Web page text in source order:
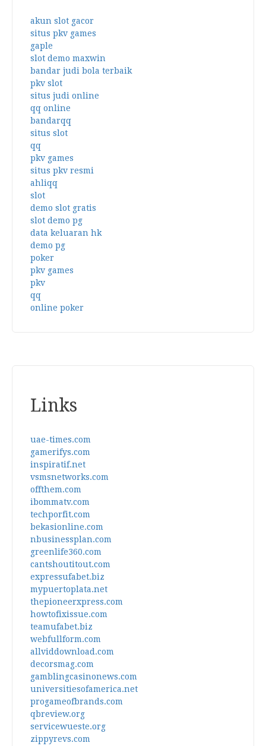
akun slot gacor
situs pkv games
gaple
slot demo maxwin
bandar judi bola terbaik
pkv slot
situs judi online
qq online
bandarqq
situs slot
qq
pkv games
situs pkv resmi
ahliqq
slot
demo slot gratis
slot demo pg
data keluaran hk
demo pg
poker
pkv games
pkv
qq
online poker
Links
uae-times.com
gamerifys.com
inspiratif.net
vsmsnetworks.com
offthem.com
ibommatv.com
techporfit.com
bekasionline.com
nbusinessplan.com
greenlife360.com
cantshoutitout.com
expressufabet.biz
mypuertoplata.net
thepioneerxpress.com
howtofixissue.com
teamufabet.biz
webfullform.com
allviddownload.com
decorsmag.com
gamblingcasinonews.com
universitiesofamerica.net
progameofbrands.com
qbreview.org
servicewueste.org
zippyrevs.com